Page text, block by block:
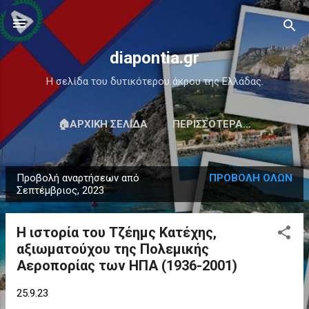
Μετάβαση στο κύριο περιεχόμενο
diapontia.gr
Η σελίδα του δυτικότερου άκρου της Ελλάδας.
🏠ΑΡΧΙΚΉ ΣΕΛΊΔΑ ΠΕΡΙΣΣΌΤΕΡΑ…
Α
ν
Προβολή αναρτήσεων από
Σεπτέμβριος, 2023
ΠΡΟΒΟΛΉ ΌΛΩΝ
Η ιστορία του Τζέημς Κατέχης,
αξιωματούχου της Πολεμικής
Αεροπορίας των ΗΠΑ (1936-2001)
25.9.23